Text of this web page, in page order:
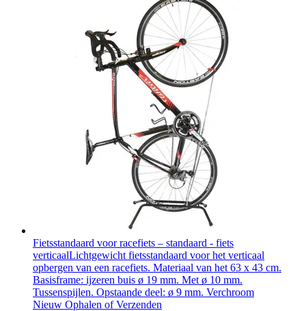
Fietsstandaard voor racefiets – standaard - fiets
verticaalLichtgewicht fietsstandaard voor het verticaal
opbergen van een racefiets. Materiaal van het 63 x 43 cm.
Basisframe: ijzeren buis ø 19 mm. Met ø 10 mm.
Tussenspijlen. Opstaande deel: ø 9 mm. Verchroom
Nieuw Ophalen of Verzenden